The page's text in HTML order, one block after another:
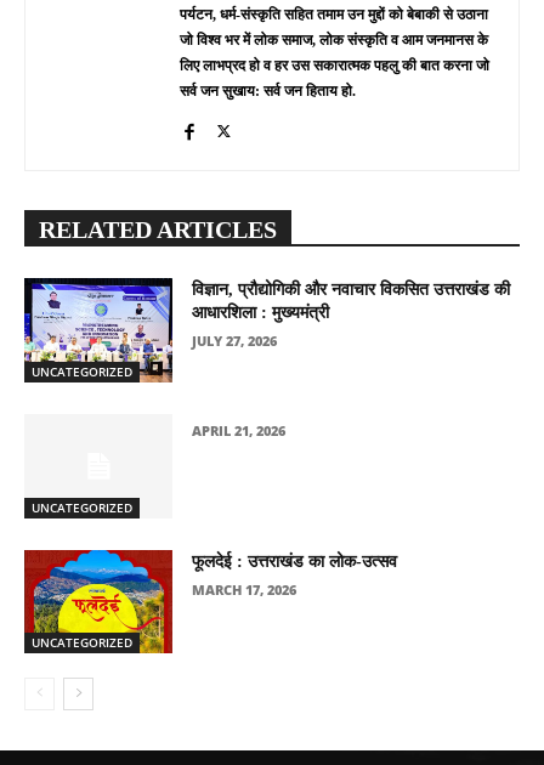
पर्यटन, धर्म-संस्कृति सहित तमाम उन मुद्दों को बेबाकी से उठाना
जो विश्व भर में लोक समाज, लोक संस्कृति व आम जनमानस के
लिए लाभप्रद हो व हर उस सकारात्मक पहलु की बात करना जो
सर्व जन सुखाय: सर्व जन हिताय हो.
RELATED ARTICLES
UNCATEGORIZED
विज्ञान, प्रौद्योगिकी और नवाचार विकसित उत्तराखंड की
आधारशिला : मुख्यमंत्री
JULY 27, 2026
UNCATEGORIZED
APRIL 21, 2026
UNCATEGORIZED
फूलदेई : उत्तराखंड का लोक-उत्सव
MARCH 17, 2026